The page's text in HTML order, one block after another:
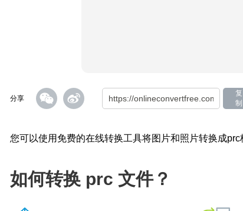
分享
复
制
您可以使用免费的在线转换工具将图片和照片转换成prc
如何转换 prc 文件？